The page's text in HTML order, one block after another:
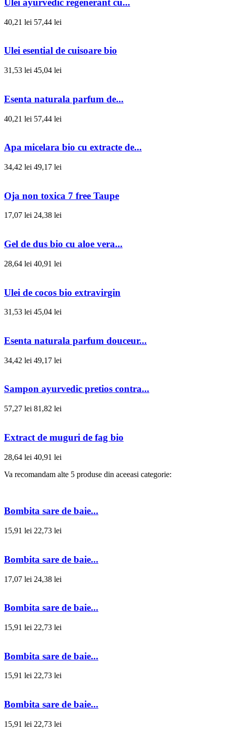
Ulei ayurvedic regenerant cu...
40,21 lei 57,44 lei
Ulei esential de cuisoare bio
31,53 lei 45,04 lei
Esenta naturala parfum de...
40,21 lei 57,44 lei
Apa micelara bio cu extracte de...
34,42 lei 49,17 lei
Oja non toxica 7 free Taupe
17,07 lei 24,38 lei
Gel de dus bio cu aloe vera...
28,64 lei 40,91 lei
Ulei de cocos bio extravirgin
31,53 lei 45,04 lei
Esenta naturala parfum douceur...
34,42 lei 49,17 lei
Sampon ayurvedic pretios contra...
57,27 lei 81,82 lei
Extract de muguri de fag bio
28,64 lei 40,91 lei
Va recomandam alte 5 produse din aceeasi categorie:
Bombita sare de baie...
15,91 lei 22,73 lei
Bombita sare de baie...
17,07 lei 24,38 lei
Bombita sare de baie...
15,91 lei 22,73 lei
Bombita sare de baie...
15,91 lei 22,73 lei
Bombita sare de baie...
15,91 lei 22,73 lei